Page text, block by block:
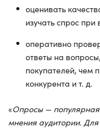
оценивать
изучать спрос
оперативно
ответы на
покупателей, чем
конкурента и т. д.
«Опросы —
мнения аудитории.